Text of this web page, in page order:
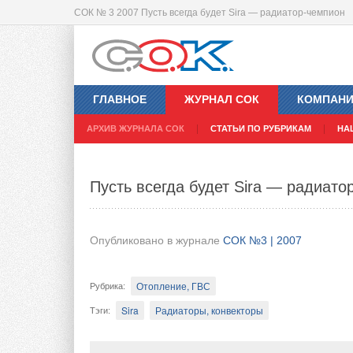
СОК № 3 2007 Пусть всегда будет Sira — радиатор-чемпион
ГЛАВНОЕ ЖУРНАЛ СОК
АРХИВ ЖУРНАЛА СОК СТАТЬИ ПО РУБРИКАМ
Пусть всегда будет Sira —
Опубликовано в журнале СОК №3 | 2007
Рубрика: Отопление, ГВС
Тэги: Sira Радиаторы, конвекторы
Современным котлам и
Опубликовано в журнале СОК №3 | 2007
Тэги: Дымоходы
С появлением на отопительном рынке
дымоотводящим каналом человек
которого выделяется большое